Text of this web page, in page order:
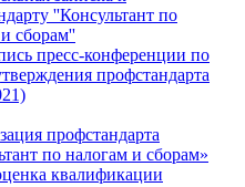
''Консультант по
сборам''
пресс-конференции по
профстандарта
профстандарта
по налогам и сборам»
квалификации